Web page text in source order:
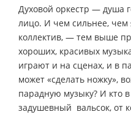
Духовой оркестр — душа
лицо. И чем сильнее, чем
коллектив, — тем выше
хороших, красивых
играют и на сценах, и в
может «сделать ножку»,
парадную музыку? И кто
задушевный вальсок, от